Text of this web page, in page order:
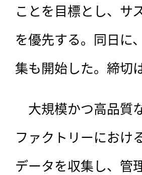
ことを目標とし、サ
を優先する。同日に
集も開始した。締切
大規模かつ高品質
ファクトリーにおけ
データを収集し、管